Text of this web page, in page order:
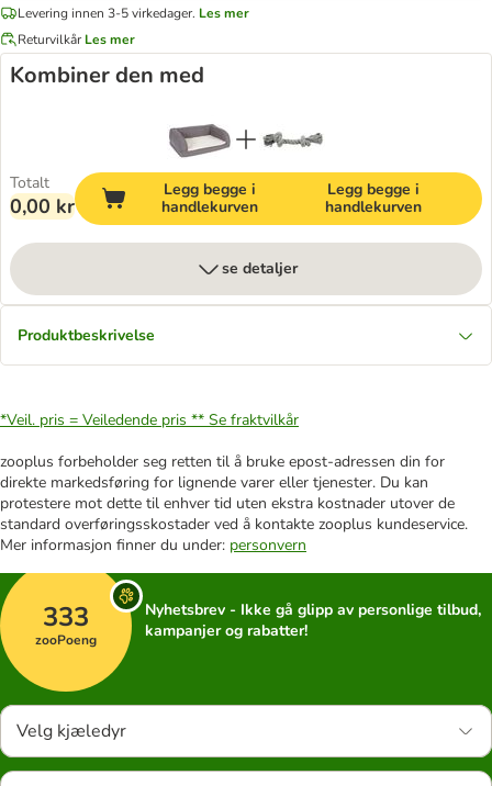
Levering innen 3-5 virkedager. Les mer
Returvilkår Les mer
Kombiner den med
Totalt
0,00 kr
Legg begge i
handlekurven
Legg begge i
handlekurven
se detaljer
Produktbeskrivelse
*Veil. pris = Veiledende pris ** Se fraktvilkår
zooplus forbeholder seg retten til å bruke epost-adressen din for
direkte markedsføring for lignende varer eller tjenester. Du kan
protestere mot dette til enhver tid uten ekstra kostnader utover de
standard overføringsskostader ved å kontakte zooplus kundeservice.
Mer informasjon finner du under: personvern
333
zooPoeng
Nyhetsbrev - Ikke gå glipp av personlige tilbud,
kampanjer og rabatter!
Velg kjæledyr